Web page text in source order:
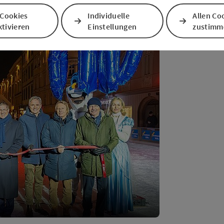
Mario Oberlaber) Individuelle
Einstellungen
Allen